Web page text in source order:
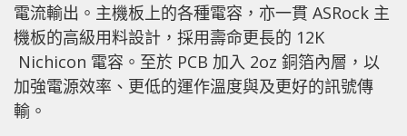
電流輸出。主機板上的各種電容，亦一貫 ASRock 主
機板的高級用料設計，採用壽命更長的 12K
Nichicon 電容。至於 PCB 加入 2oz 銅箔內層，以
加強電源效率、更低的運作溫度與及更好的訊號傳
輸。